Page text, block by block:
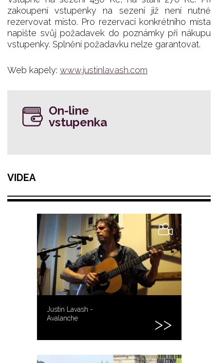
zakoupení vstupenky na sezení již není nutné
rezervovat místo. Pro rezervaci konkrétního místa
napište svůj požadavek do poznámky při nákupu
vstupenky. Splnění požadavku nelze garantovat.
Web kapely: www.justinlavash.com
On-line
vstupenka
VIDEA
Justin Lavash -
Avalanche